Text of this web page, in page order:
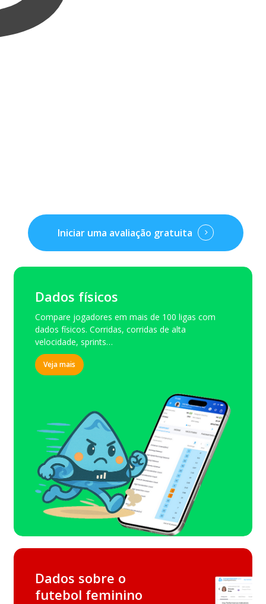
Iniciar uma avaliação gratuita
Dados físicos
Compare jogadores em mais de 100 ligas com
dados físicos. Corridas, corridas de alta
velocidade, sprints…
Veja mais
Dados sobre o
futebol feminino